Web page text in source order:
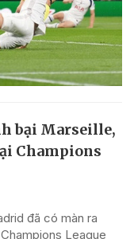
bại Marseille,
Champions
đã có màn ra
League